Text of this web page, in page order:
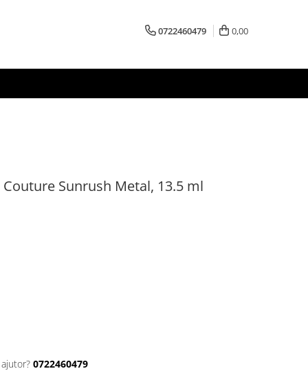
0722460479 0,00
Sunrush Metal, 13.5 ml
0722460479